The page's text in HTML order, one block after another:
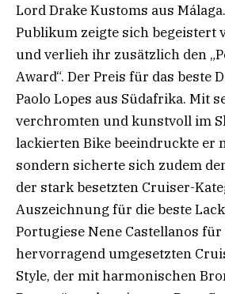
Lord Drake Kustoms aus
Publikum zeigte sich begeistert
und verlieh ihr zusätzlich den
Award“. Der Preis für das beste
Paolo Lopes aus Südafrika. Mit
verchromten und kunstvoll im
lackierten Bike beeindruckte er
sondern sicherte sich zudem
der stark besetzten Cruiser-
Auszeichnung für die beste
Portugiese Nene Castellanos
hervorragend umgesetzten
Style, der mit harmonischen